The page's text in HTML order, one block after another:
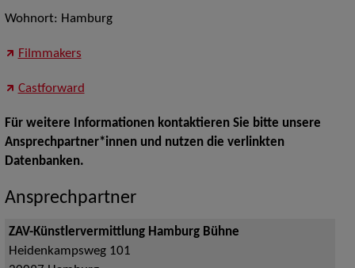
Wohnort: Hamburg
Filmmakers
Castforward
Für weitere Informationen kontaktieren Sie bitte unsere
Ansprechpartner*innen und nutzen die verlinkten
Datenbanken.
Ansprechpartner
ZAV-Künstlervermittlung Hamburg Bühne
Heidenkampsweg 101